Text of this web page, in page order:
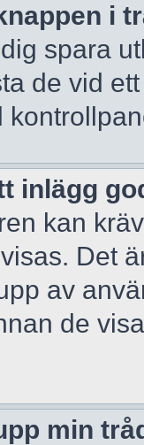
i
spara
de vid
inlägg
kan
Det
av
de
min